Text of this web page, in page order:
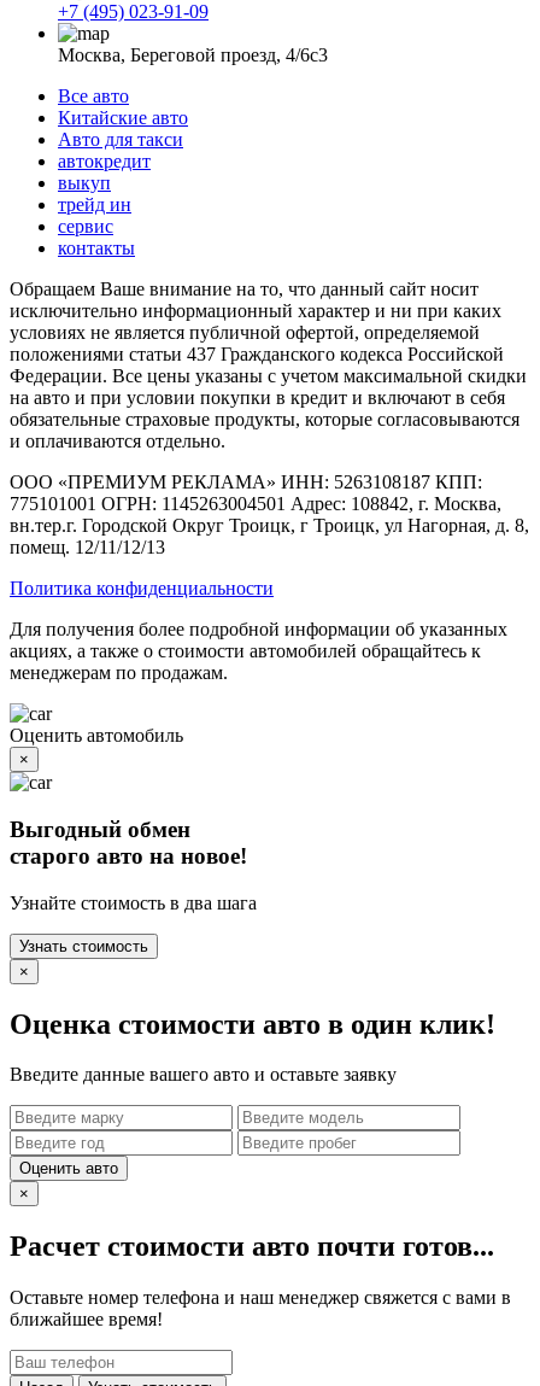
+7 (495) 023-91-09
Москва, Береговой проезд, 4/6с3
Все авто
Китайские авто
Авто для такси
автокредит
выкуп
трейд ин
сервис
контакты
Обращаем Ваше внимание на то, что данный сайт носит
исключительно информационный характер и ни при каких
условиях не является публичной офертой, определяемой
положениями статьи 437 Гражданского кодекса Российской
Федерации. Все цены указаны с учетом максимальной скидки
на авто и при условии покупки в кредит и включают в себя
обязательные страховые продукты, которые согласовываются
и оплачиваются отдельно.
ООО «ПРЕМИУМ РЕКЛАМА» ИНН: 5263108187 КПП:
775101001 ОГРН: 1145263004501 Адрес: 108842, г. Москва,
вн.тер.г. Городской Округ Троицк, г Троицк, ул Нагорная, д. 8,
помещ. 12/11/12/13
Политика конфиденциальности
Для получения более подробной информации об указанных
акциях, а также о стоимости автомобилей обращайтесь к
менеджерам по продажам.
Оценить автомобиль
×
Выгодный обмен
старого авто на новое!
Узнайте стоимость в два шага
Узнать стоимость
×
Оценка стоимости авто в один клик!
Введите данные вашего авто и оставьте заявку
Оценить авто
×
Расчет стоимости авто почти готов...
Оставьте номер телефона и наш менеджер свяжется с вами в
ближайшее время!